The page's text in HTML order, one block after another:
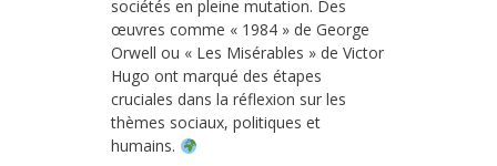
sociétés en pleine mutation. Des
œuvres comme « 1984 » de George
Orwell ou « Les Misérables » de Victor
Hugo ont marqué des étapes
cruciales dans la réflexion sur les
thèmes sociaux, politiques et
humains.